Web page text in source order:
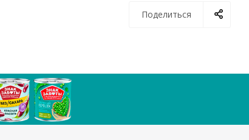
Поделиться